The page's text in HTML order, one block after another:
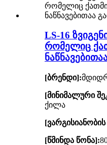
LS-16
რომელიც
[ბრენდი]:
[მინიმალური
ქილა
[წმინდა წონა]: